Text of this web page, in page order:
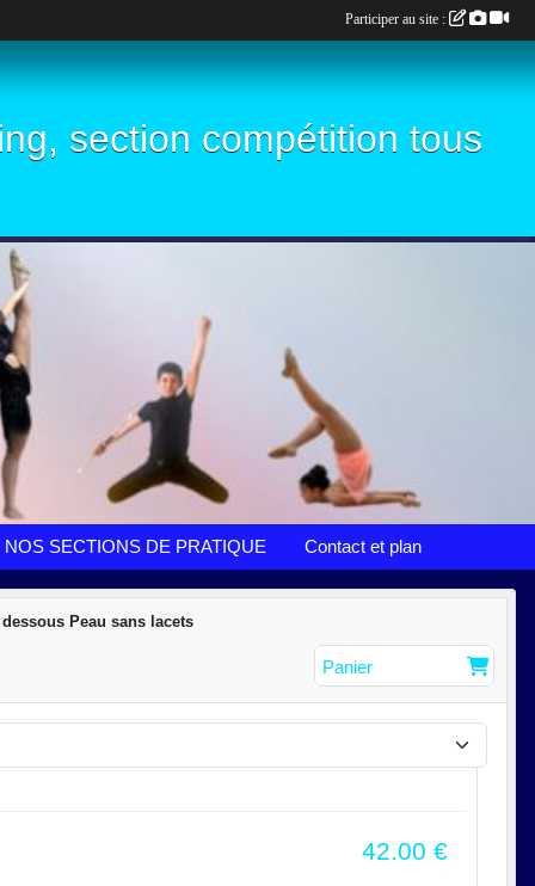
section compétition tous
NOS SECTIONS DE PRATIQUE Contact et plan
Peau sans lacets
Panier
42.00 €
Participer au site :